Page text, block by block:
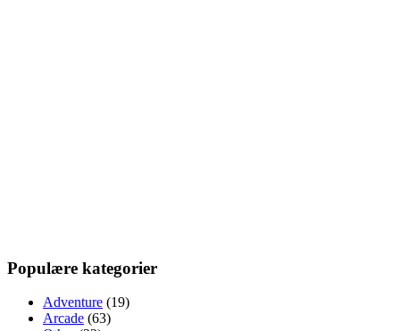
Populære kategorier
Adventure (19)
Arcade (63)